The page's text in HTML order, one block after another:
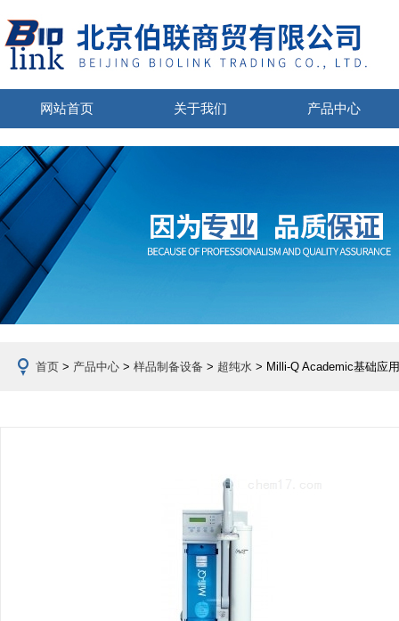
网站首页 关于我们 产品中心
首页 > 产品中心 > 样品制备设备 > 超纯水 > Milli-Q Academic基础应